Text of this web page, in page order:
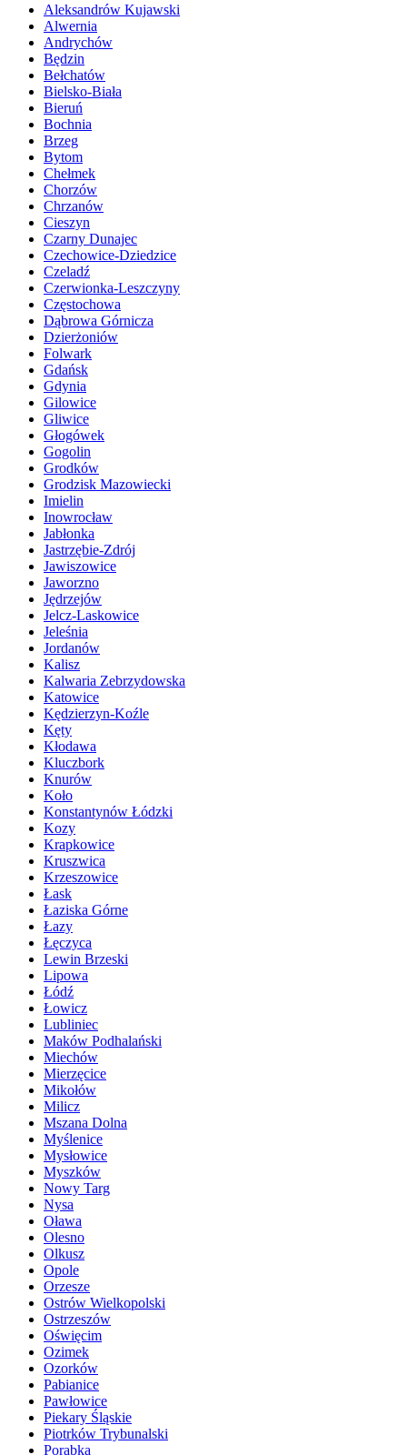
Aleksandrów Kujawski
Alwernia
Andrychów
Będzin
Bełchatów
Bielsko-Biała
Bieruń
Bochnia
Brzeg
Bytom
Chełmek
Chorzów
Chrzanów
Cieszyn
Czarny Dunajec
Czechowice-Dziedzice
Czeladź
Czerwionka-Leszczyny
Częstochowa
Dąbrowa Górnicza
Dzierżoniów
Folwark
Gdańsk
Gdynia
Gilowice
Gliwice
Głogówek
Gogolin
Grodków
Grodzisk Mazowiecki
Imielin
Inowrocław
Jabłonka
Jastrzębie-Zdrój
Jawiszowice
Jaworzno
Jędrzejów
Jelcz-Laskowice
Jeleśnia
Jordanów
Kalisz
Kalwaria Zebrzydowska
Katowice
Kędzierzyn-Koźle
Kęty
Kłodawa
Kluczbork
Knurów
Koło
Konstantynów Łódzki
Kozy
Krapkowice
Kruszwica
Krzeszowice
Łask
Łaziska Górne
Łazy
Łęczyca
Lewin Brzeski
Lipowa
Łódź
Łowicz
Lubliniec
Maków Podhalański
Miechów
Mierzęcice
Mikołów
Milicz
Mszana Dolna
Myślenice
Mysłowice
Myszków
Nowy Targ
Nysa
Oława
Olesno
Olkusz
Opole
Orzesze
Ostrów Wielkopolski
Ostrzeszów
Oświęcim
Ozimek
Ozorków
Pabianice
Pawłowice
Piekary Śląskie
Piotrków Trybunalski
Porąbka